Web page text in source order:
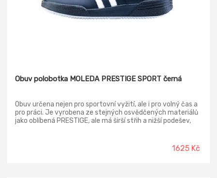
Obuv polobotka MOLEDA PRESTIGE SPORT černá
Obuv určena nejen pro sportovní vyžití, ale i pro volný čas a
pro práci. Je vyrobena ze stejných osvědčených materiálů
jako oblíbená PRESTIGE, ale má širší střih a nižší podešev,
aktivity nejen svou konstrukcí, ale i použitými materiály, a je
určena na všechny typy venkovních i vnitřních povrchů
1625 Kč